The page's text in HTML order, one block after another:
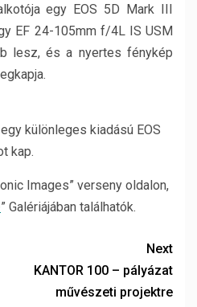
egy EOS 5D Mark III
EF 24-105mm f/4L IS USM
lesz, és a nyertes fénykép
különleges kiadású EOS
kap.
Images” verseny oldalon,
” Galériájában találhatók.
Next
KANTOR 100 – pályázat
művészeti projektre